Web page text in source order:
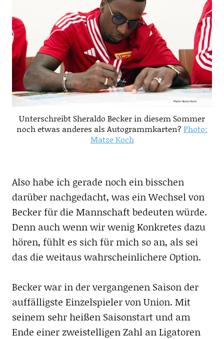
Unterschreibt Sheraldo Becker in diesem Sommer
noch etwas anderes als Autogrammkarten?Photo:
Matze Koch
Also habe ich gerade noch ein bisschen
darüber nachgedacht, was ein Wechsel von
Becker für die Mannschaft bedeuten würde.
Denn auch wenn wir wenig Konkretes dazu
hören, fühlt es sich für mich so an, als sei
das die weitaus wahrscheinlichere Option.
Becker war in der vergangenen Saison der
auffälligste Einzelspieler von Union. Mit
seinem sehr heißen Saisonstart und am
Ende einer zweistelligen Zahl an Ligatoren